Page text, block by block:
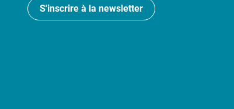
S'inscrire à la newsletter